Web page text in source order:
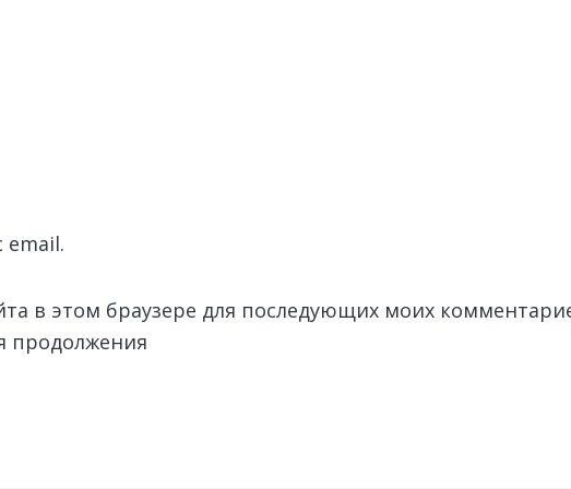
email.
в этом браузере для последующих моих
продолжения